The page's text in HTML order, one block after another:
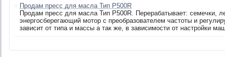
Продам пресс для масла Тип Р500R
Продам пресс для масла Тип Р500R. Перерабатывает: семечки,
энергосберегающий мотор с преобразователем частоты и
зависит от типа и массы а так же, в зависимости от настройки